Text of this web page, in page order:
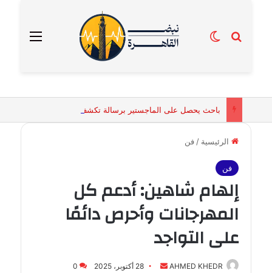
القائمة بحث عنالوضع المظلم
الرئيسية / فن
فن
إلهام شاهين: أدعم كل
المهرجانات وأحرص دائمًا
على التواجد
AHMED KHEDR
أرسل 28 أكتوبر، 2025 0